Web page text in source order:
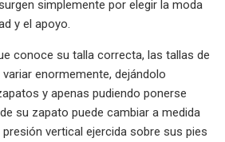
simplemente por elegir la moda
y el apoyo.
conoce su talla correcta, las tallas de
enormemente, dejándolo
y apenas pudiendo ponerse
su zapato puede cambiar a medida
presión vertical ejercida sobre sus pies